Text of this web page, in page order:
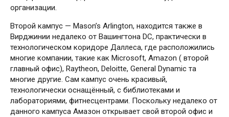
организации.
Второй кампус — Mason’s Arlington, находится также в
Вирджинии недалеко от Вашингтона DC, практически в
технологическом коридоре Даллеса, где расположились
многие компании, такие как Microsoft, Amazon ( второй
главный офис), Raytheon, Deloitte, General Dynamic та
многие другие. Сам кампус очень красивый,
технологически оснащённый, с библиотеками и
лабораториями, фитнесцентрами. Поскольку недалеко от
данного кампуса Амазон открывает свой второй офис и